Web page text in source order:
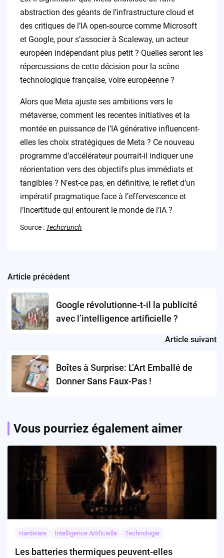
abstraction des géants de l’infrastructure cloud et
des critiques de l’IA open-source comme Microsoft
et Google, pour s’associer à Scaleway, un acteur
européen indépendant plus petit ? Quelles seront les
répercussions de cette décision pour la scène
technologique française, voire européenne ?
Alors que Meta ajuste ses ambitions vers le
métaverse, comment les recentes initiatives et la
montée en puissance de l’IA générative influencent-
elles les choix stratégiques de Meta ? Ce nouveau
programme d’accélérateur pourrait-il indiquer une
réorientation vers des objectifs plus immédiats et
tangibles ? N’est-ce pas, en définitive, le reflet d’un
impératif pragmatique face à l’effervescence et
l’incertitude qui entourent le monde de l’IA ?
Source : Techcrunch
Post
navigation
Article précédent
Google révolutionne-t-il la publicité
avec l’intelligence artificielle ?
Article suivant
Boîtes à Surprise: L’Art Emballé de
Donner Sans Faux-Pas !
Vous pourriez également aimer
Hardware Intelligence Artificielle Technologie
Les batteries thermiques peuvent-elles